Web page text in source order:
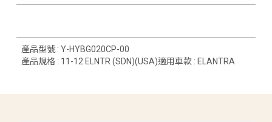
產品型號 : Y-HYBG020CP-00
產品規格 : 11-12 ELNTR (SDN)(USA)適用車款 : ELANTRA